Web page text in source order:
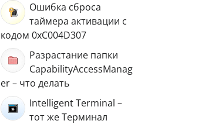
Ошибка сброса
таймера активации с
кодом 0xC004D307
Разрастание папки
CapabilityAccessManag
er – что делать
Intelligent Terminal –
тот же Терминал